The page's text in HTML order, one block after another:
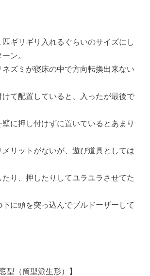
ギリギリ入れるぐらいのサイズにし
ン。
ネズミが寝床の中で方向転換出来ない
けて配置していると、入ったが最後で
に押し付けずに置いているとあまり
リットがないが、遊び道具としては
り、押したりしてユラユラさせてた
に頭を突っ込んでブルドーザーして
型（筒型派生形）】